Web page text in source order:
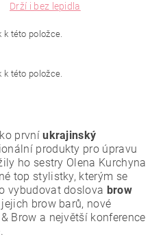
Drží i bez lepidla
k této položce.
k této položce.
prvníukrajinský
produkty pro úpravu
ho sestry Olena Kurchyna
top stylistky, kterým se
vybudovat doslova brow
brow barů, nové
Brow a největší konference